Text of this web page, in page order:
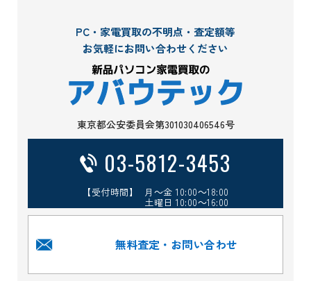
PC・家電買取の不明点・査定額等
お気軽にお問い合わせください
東京都公安委員会第301030406546号
03-5812-3453
【受付時間】 月～金 10:00～18:00
土曜日 10:00～16:00
無料査定・お問い合わせ